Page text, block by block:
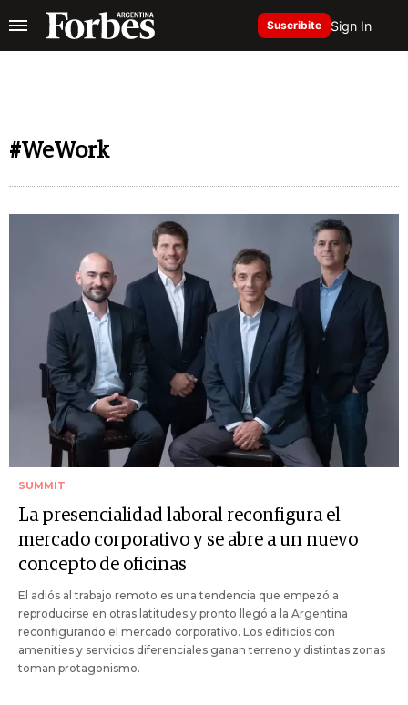
Suscribite Sign In
#WeWork
SUMMIT
La presencialidad laboral reconfigura el
mercado corporativo y se abre a un nuevo
concepto de oficinas
El adiós al trabajo remoto es una tendencia que empezó a
reproducirse en otras latitudes y pronto llegó a la Argentina
reconfigurando el mercado corporativo. Los edificios con
amenities y servicios diferenciales ganan terreno y distintas zonas
toman protagonismo.